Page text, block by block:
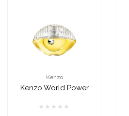
Kenzo
Kenzo World Power